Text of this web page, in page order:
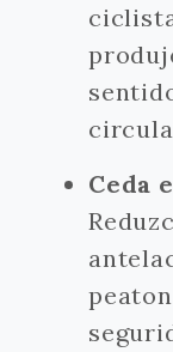
Ceda